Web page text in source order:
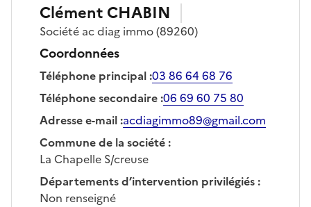
Clément CHABIN
Société ac diag immo(89260)
Coordonnées
Téléphone principal:03 86 64 68 76
Téléphone secondaire:06 69 60 75 80
Adresse e-mail:acdiagimmo89@gmail.com
Commune de la société:
La Chapelle S/creuse
Départements d’intervention privilégiés:
Non renseigné